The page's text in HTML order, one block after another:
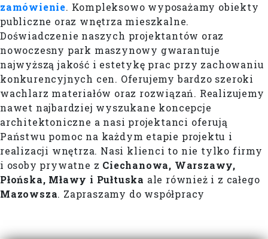
zamówienie. Kompleksowo wyposażamy obiekty
publiczne oraz wnętrza mieszkalne.
Doświadczenie naszych projektantów oraz
nowoczesny park maszynowy gwarantuje
najwyższą jakość i estetykę prac przy zachowaniu
konkurencyjnych cen. Oferujemy bardzo szeroki
wachlarz materiałów oraz rozwiązań. Realizujemy
nawet najbardziej wyszukane koncepcje
architektoniczne a nasi projektanci oferują
Państwu pomoc na każdym etapie projektu i
realizacji wnętrza. Nasi klienci to nie tylko firmy
i osoby prywatne z Ciechanowa, Warszawy,
Płońska, Mławy i Pułtuska ale również i z całego
Mazowsza. Zapraszamy do współpracy